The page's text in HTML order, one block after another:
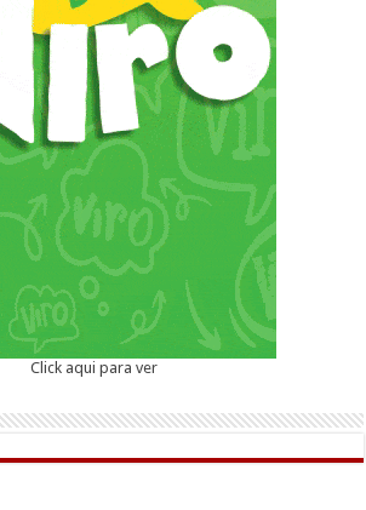
Click aqui para ver